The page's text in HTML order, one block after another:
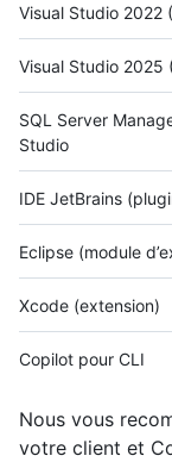
Visual Studio 2022
Visual Studio 2025
SQL Server
Studio
IDE JetBrains
Eclipse (module
Xcode (extension)
Copilot pour CLI
Nous vous
votre client et